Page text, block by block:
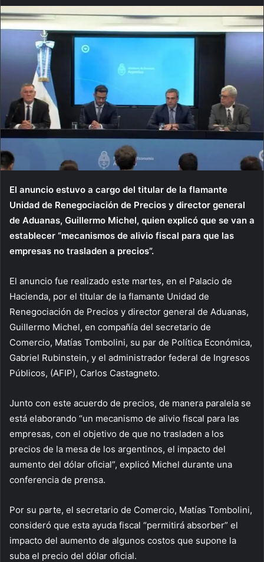
El anuncio estuvo a cargo del titular de la flamante
Unidad de Renegociación de Precios y director general
de Aduanas, Guillermo Michel, quien explicó que se van a
establecer “mecanismos de alivio fiscal para que las
empresas no trasladen a precios”.
El anuncio fue realizado este martes, en el Palacio de
Hacienda, por el titular de la flamante Unidad de
Renegociación de Precios y director general de Aduanas,
Guillermo Michel, en compañía del secretario de
Comercio, Matías Tombolini, su par de Política Económica,
Gabriel Rubinstein, y el administrador federal de Ingresos
Públicos, (AFIP), Carlos Castagneto.
Junto con este acuerdo de precios, de manera paralela se
está elaborando “un mecanismo de alivio fiscal para las
empresas, con el objetivo de que no trasladen a los
precios de la mesa de los argentinos, el impacto del
aumento del dólar oficial”, explicó Michel durante una
conferencia de prensa.
Por su parte, el secretario de Comercio, Matías Tombolini,
consideró que esta ayuda fiscal “permitirá absorber” el
impacto del aumento de algunos costos que supone la
suba el precio del dólar oficial.